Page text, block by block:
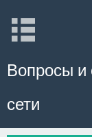
Вопросы и
сети